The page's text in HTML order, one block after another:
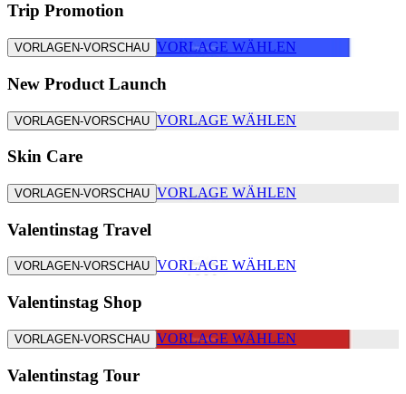
Trip Promotion
VORLAGEN-VORSCHAU VORLAGE WÄHLEN
New Product Launch
VORLAGEN-VORSCHAU VORLAGE WÄHLEN
Skin Care
VORLAGEN-VORSCHAU VORLAGE WÄHLEN
Valentinstag Travel
VORLAGEN-VORSCHAU VORLAGE WÄHLEN
Valentinstag Shop
VORLAGEN-VORSCHAU VORLAGE WÄHLEN
Valentinstag Tour